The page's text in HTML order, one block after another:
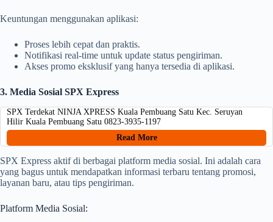
Keuntungan menggunakan aplikasi:
Proses lebih cepat dan praktis.
Notifikasi real-time untuk update status pengiriman.
Akses promo eksklusif yang hanya tersedia di aplikasi.
3. Media Sosial SPX Express
SPX Terdekat NINJA XPRESS Kuala Pembuang Satu Kec. Seruyan
Hilir Kuala Pembuang Satu 0823-3935-1197
Read More
SPX Express aktif di berbagai platform media sosial. Ini adalah cara
yang bagus untuk mendapatkan informasi terbaru tentang promosi,
layanan baru, atau tips pengiriman.
Platform Media Sosial: